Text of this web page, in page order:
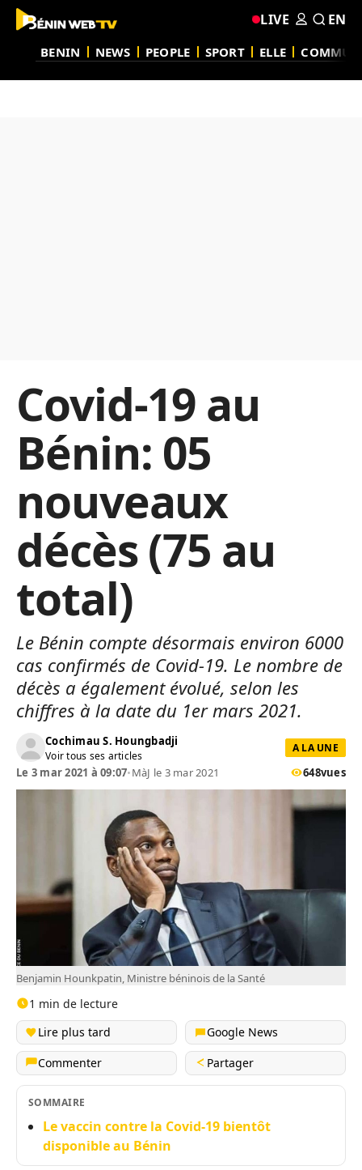
BENIN NEWS PEOPLE SPORT ELLE
LIVE EN
Covid-19 au
Bénin: 05
nouveaux
décès (75 au
total)
Le Bénin compte désormais environ 6000
cas confirmés de Covid-19. Le nombre de
décès a également évolué, selon les
chiffres à la date du 1er mars 2021.
Cochimau S. Houngbadji
Voir tous ses articles
A LA UNE
Le 3 mar 2021 à 09:07•MàJ le 3 mar 2021 648vues
Benjamin Hounkpatin, Ministre béninois de la Santé
1 min de lecture
Lire plus tard
Google News
Commenter
Partager
SOMMAIRE
Le vaccin contre la Covid-19 bientôt
disponible au Bénin